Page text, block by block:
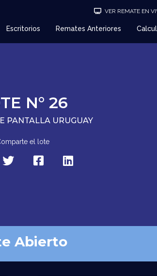
VER REMATE EN
Escritorios Remates Anteriores
N° 26
PANTALLA URUGUAY
el lote
Abierto